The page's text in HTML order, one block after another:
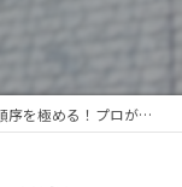
める！プロが教える最適なステップ